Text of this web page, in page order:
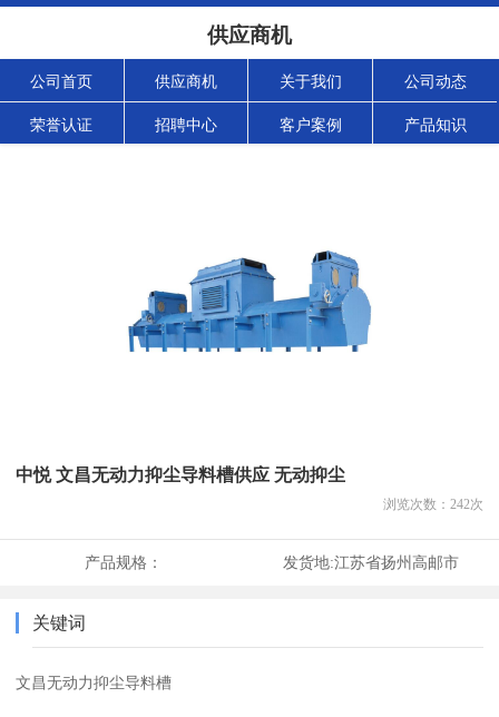
供应商机
公司首页 供应商机 关于我们 公司动态
荣誉认证 招聘中心 客户案例 产品知识
中悦 文昌无动力抑尘导料槽供应 无动抑尘
浏览次数： 242次
产品规格： 发货地:江苏省扬州高邮市
关键词
文昌无动力抑尘导料槽